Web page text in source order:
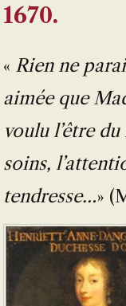
1670.
« Rien ne
aimée que
voulu l’être
soins,
tendresse…»